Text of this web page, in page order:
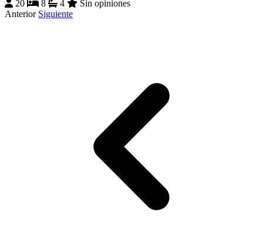
20
8 4
Sin opiniones
Anterior Siguiente